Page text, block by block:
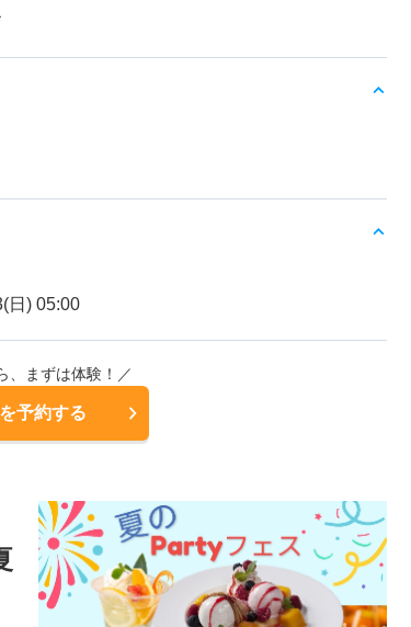
日) 05:00
、まずは体験！／
予約する